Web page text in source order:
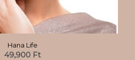
Hana Life
49,900 Ft